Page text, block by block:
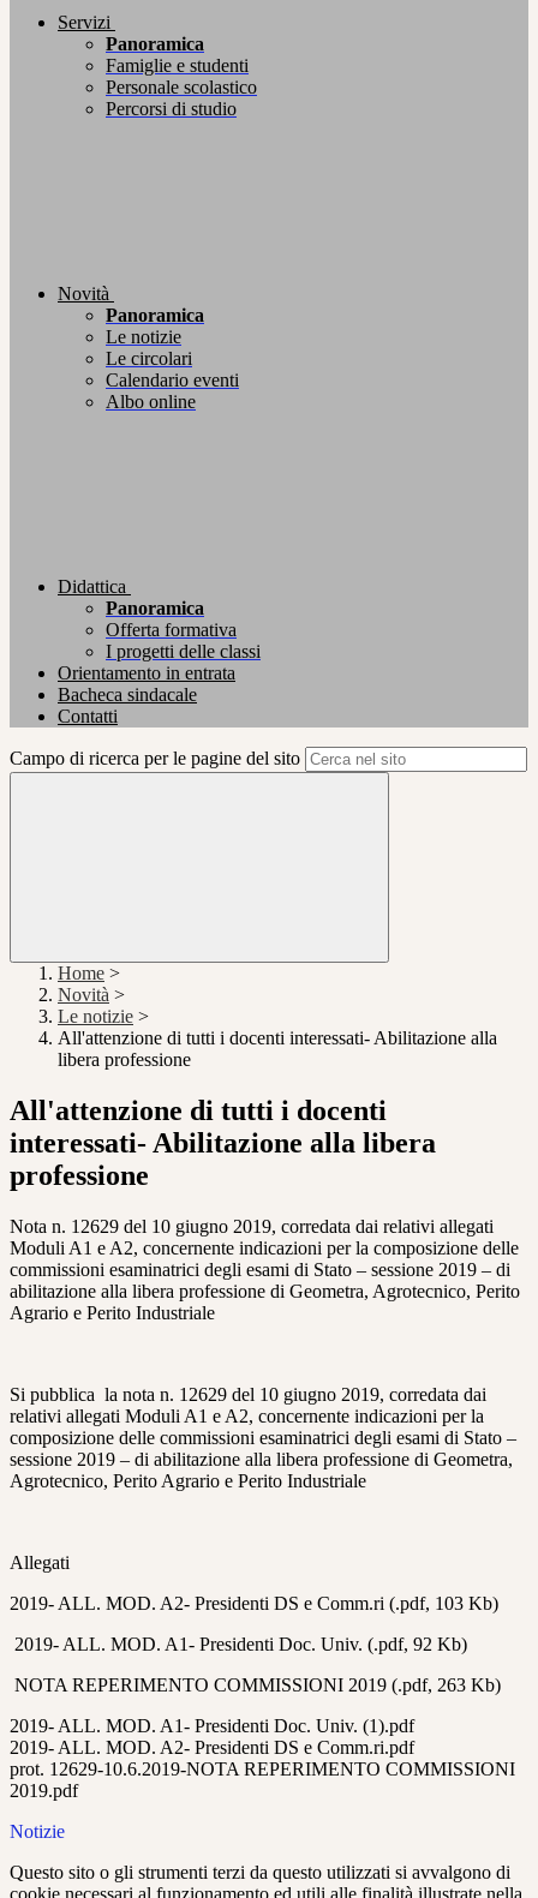
Servizi
Panoramica
Famiglie e studenti
Personale scolastico
Percorsi di studio
Novità
Panoramica
Le notizie
Le circolari
Calendario eventi
Albo online
Didattica
Panoramica
Offerta formativa
I progetti delle classi
Orientamento in entrata
Bacheca sindacale
Contatti
Campo di ricerca per le pagine del sito
Home >
Novità >
Le notizie >
All'attenzione di tutti i docenti interessati- Abilitazione alla
libera professione
All'attenzione di tutti i docenti
interessati- Abilitazione alla libera
professione
Nota n. 12629 del 10 giugno 2019, corredata dai relativi allegati
Moduli A1 e A2, concernente indicazioni per la composizione delle
commissioni esaminatrici degli esami di Stato – sessione 2019 – di
abilitazione alla libera professione di Geometra, Agrotecnico, Perito
Agrario e Perito Industriale
Si pubblica la nota n. 12629 del 10 giugno 2019, corredata dai
relativi allegati Moduli A1 e A2, concernente indicazioni per la
composizione delle commissioni esaminatrici degli esami di Stato –
sessione 2019 – di abilitazione alla libera professione di Geometra,
Agrotecnico, Perito Agrario e Perito Industriale
Allegati
2019- ALL. MOD. A2- Presidenti DS e Comm.ri (.pdf, 103 Kb)
2019- ALL. MOD. A1- Presidenti Doc. Univ. (.pdf, 92 Kb)
NOTA REPERIMENTO COMMISSIONI 2019 (.pdf, 263 Kb)
2019- ALL. MOD. A1- Presidenti Doc. Univ. (1).pdf
2019- ALL. MOD. A2- Presidenti DS e Comm.ri.pdf
prot. 12629-10.6.2019-NOTA REPERIMENTO COMMISSIONI
2019.pdf
Notizie
Questo sito o gli strumenti terzi da questo utilizzati si avvalgono di